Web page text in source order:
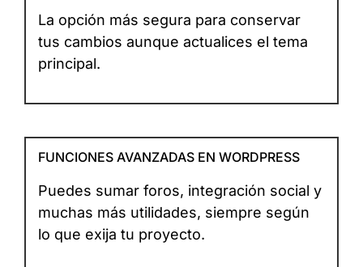
La opción más segura para conservar
tus cambios aunque actualices el tema
principal.
FUNCIONES AVANZADAS EN WORDPRESS
Puedes sumar foros, integración social y
muchas más utilidades, siempre según
lo que exija tu proyecto.